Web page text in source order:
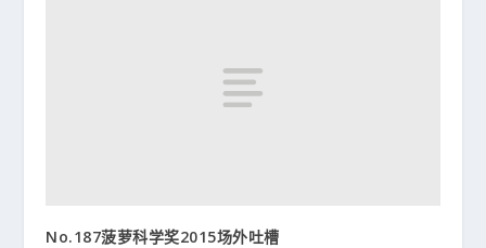
No.187菠萝科学奖2015场外吐槽